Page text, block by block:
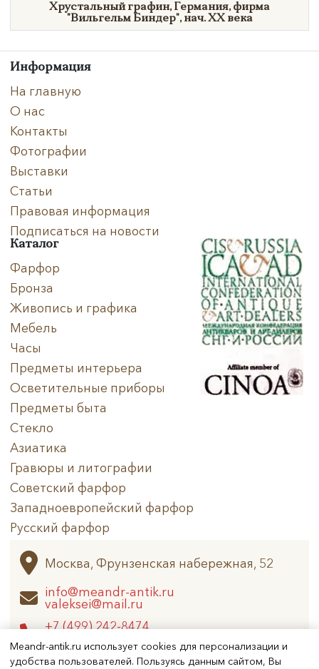
Материал
Хрустальный графин, Германия, фирма
"Вильгельм Биндер", нач.XX века
Meandr-antik.ru использует cookies для персонализации и
удобства пользователей. Пользуясь данным сайтом, Вы
Информация
На главную
О нас
Контакты
Фотографии
Выставки
Статьи
Правовая информация
Подписаться на новости
Каталог
Фарфор
Бронза
Живопись и графика
Мебель
Часы
Предметы интерьера
Осветительные приборы
Предметы быта
Стекло
Азиатика
Гравюры и литографии
Советский фарфор
Западноевропейский фарфор
Русский фарфор
Архив
Москва, Фрунзенская набережная, 52
info@meandr-antik.ru
valeksei@mail.ru
+7 (499) 242-8474
+7 (925) 506-6926